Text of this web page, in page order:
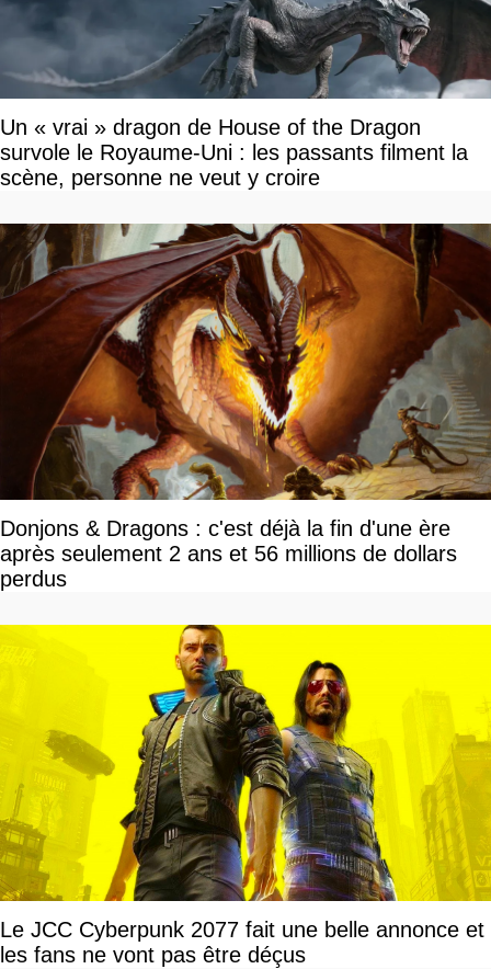
Un « vrai » dragon de House of the Dragon
survole le Royaume-Uni : les passants filment la
scène, personne ne veut y croire
Donjons & Dragons : c'est déjà la fin d'une ère
après seulement 2 ans et 56 millions de dollars
perdus
Le JCC Cyberpunk 2077 fait une belle annonce et
les fans ne vont pas être déçus